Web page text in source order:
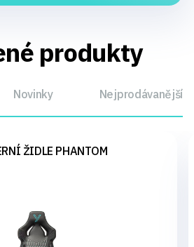
produkty
Novinky Nejprodávanější
ŽIDLE PHANTOM